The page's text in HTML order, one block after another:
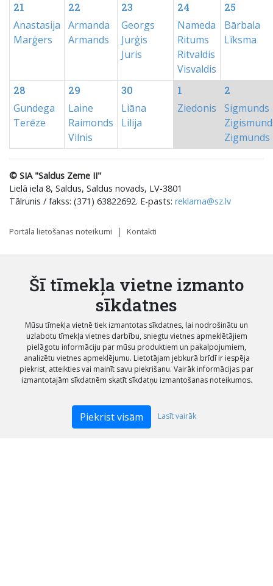
21
Anastasija
Marģers
22
Armanda
Armands
23
Georgs
Jurģis
Juris
24
Nameda
Ritums
Ritvaldis
Visvaldis
25
Bārbala
Līksma
28
Gundega
Terēze
29
Laine
Raimonds
Vilnis
30
Liāna
Lilija
1
Ziedonis
2
Sigmunds
Zigmunds
© SIA "Saldus Zeme II"
Lielā iela 8, Saldus, Saldus novads, LV-3801
Tālrunis / fakss: (371) 63822692. E-pasts: reklama@sz.lv
Portāla lietošanas noteikumi Kontakti
Šī tīmekļa vietne izmanto
sīkdatnes
Mūsu tīmekļa vietnē tiek izmantotas sīkdatnes, lai nodrošinātu un
uzlabotu tīmekļa vietnes darbību, sniegtu vietnes apmeklētājiem
pielāgotu informāciju par mūsu produktiem un pakalpojumiem,
analizētu vietnes apmeklējumu. Lietotājam jebkurā brīdī ir iespēja
piekrist, atteikties vai mainīt savu piekrišanu. Vairāk informācijas par
izmantotajām sīkdatnēm skatīt sīkdatņu izmantošanas noteikumos.
Piekrist visām Lasīt vairāk